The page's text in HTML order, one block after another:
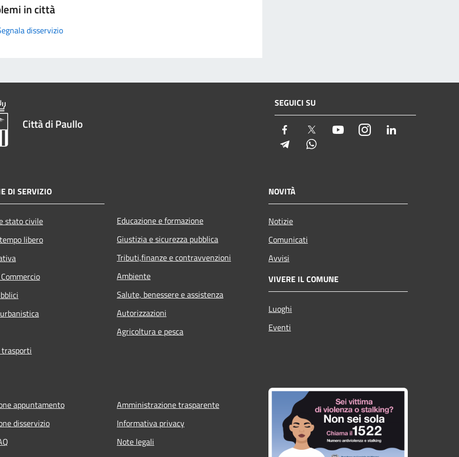
in città
disservizio
Città di Paullo
SEGUICI SU
Facebook Twitter YoutubeInstagram
Telegram
DI SERVIZIO
stato civile
libero
Educazione e formazione
Giustizia e sicurezza pubblica
Tributi,finanze e contravvenzioni
Ambiente
Salute, benessere e assistenza
Autorizzazioni
Agricoltura e pesca
NOVITÀ
Notizie
Comunicati
Avvisi
VIVERE IL COMUNE
Luoghi
Eventi
appuntamento
disservizio
Amministrazione trasparente
Informativa privacy
Note legali